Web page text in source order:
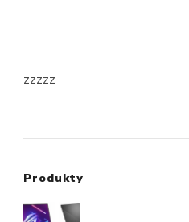
zzzzz
Produkty